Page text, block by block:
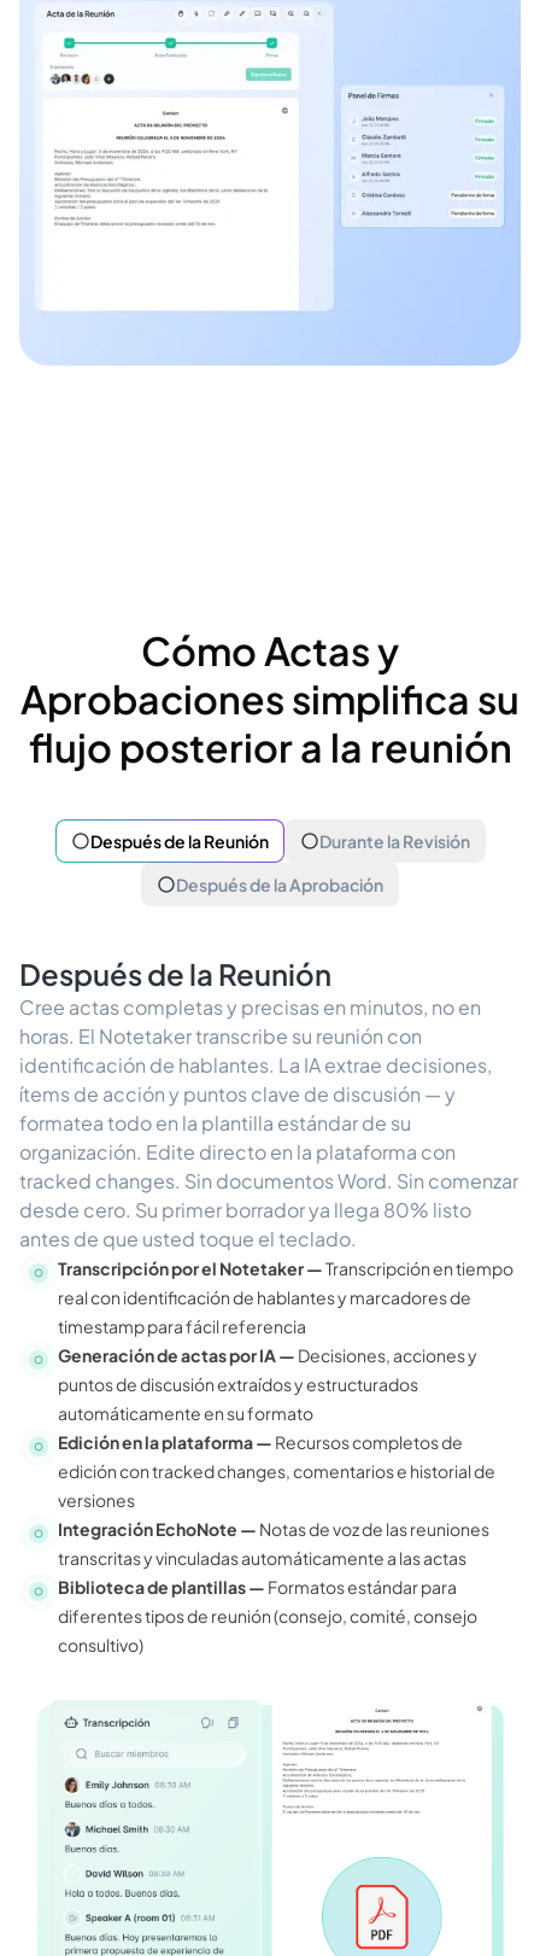
Cómo Actas y
Aprobaciones simplifica su
flujo posterior a la reunión
Después de la Reunión
Durante la Revisión
Después de la Aprobación
Después de la Reunión
Cree actas completas y precisas en minutos, no en
horas. El Notetaker transcribe su reunión con
identificación de hablantes. La IA extrae decisiones,
ítems de acción y puntos clave de discusión — y
formatea todo en la plantilla estándar de su
organización. Edite directo en la plataforma con
tracked changes. Sin documentos Word. Sin comenzar
desde cero. Su primer borrador ya llega 80% listo
antes de que usted toque el teclado.
Transcripción por el Notetaker —Transcripción en tiempo
real con identificación de hablantes y marcadores de
timestamp para fácil referencia
Generación de actas por IA — Decisiones, acciones y
puntos de discusión extraídos y estructurados
automáticamente en su formato
Edición en la plataforma — Recursos completos de
edición con tracked changes, comentarios e historial de
versiones
Integración EchoNote — Notas de voz de las reuniones
transcritas y vinculadas automáticamente a las actas
Biblioteca de plantillas — Formatos estándar para
diferentes tipos de reunión (consejo, comité, consejo
consultivo)